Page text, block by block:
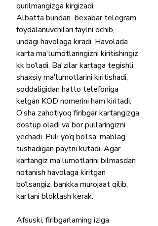
qurilmangizga kirgizadi.
Albatta bundan  bexabar telegram
foydalanuvchilari faylni ochib,
undagi havolaga kiradi. Havolada
karta ma'lumotlaringizni kiritishingiz
kk bo‘ladi. Ba'zilar kartaga tegishli
shaxsiy ma'lumotlarini kiritishadi,
soddaligidan hatto telefoniga
kelgan KOD nomerini ham kiritadi.
O‘sha zahotiyoq firibgar kartangizga
dostup oladi va bor pullaringizni
yechadi. Puli yo‘q bo‘lsa, mablag‘
tushadigan paytni kutadi. Agar
kartangiz ma'lumotlarini bilmasdan
notanish havolaga kiritgan
bo‘lsangiz, bankka murojaat qilib,
kartani bloklash kerak.
Afsuski, firibgarlarning iziga